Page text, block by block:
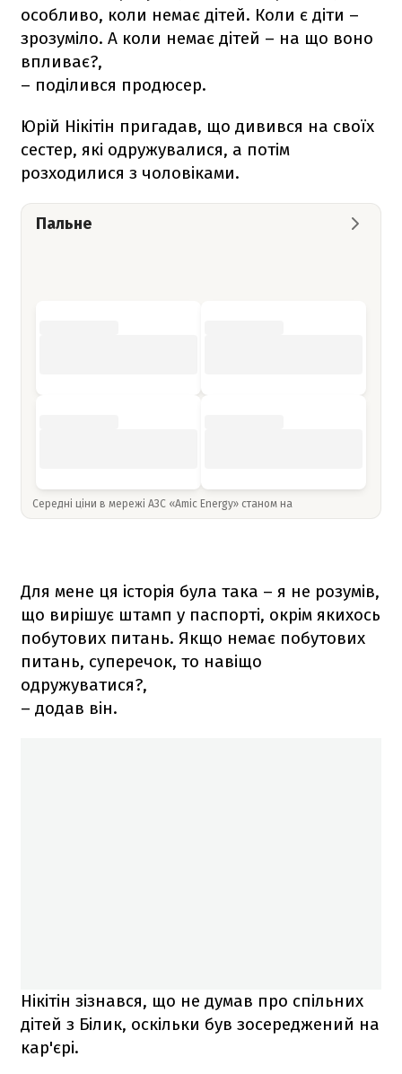
особливо, коли немає дітей. Коли є діти –
зрозуміло. А коли немає дітей – на що воно
впливає?,
– поділився продюсер.
Юрій Нікітін пригадав, що дивився на своїх
сестер, які одружувалися, а потім
розходилися з чоловіками.
Пальне
Середні ціни в мережі АЗС «Amic Energy» станом на
Для мене ця історія була така – я не розумів,
що вирішує штамп у паспорті, окрім якихось
побутових питань. Якщо немає побутових
питань, суперечок, то навіщо
одружуватися?,
– додав він.
Нікітін зізнався, що не думав про спільних
дітей з Білик, оскільки був зосереджений на
кар'єрі.